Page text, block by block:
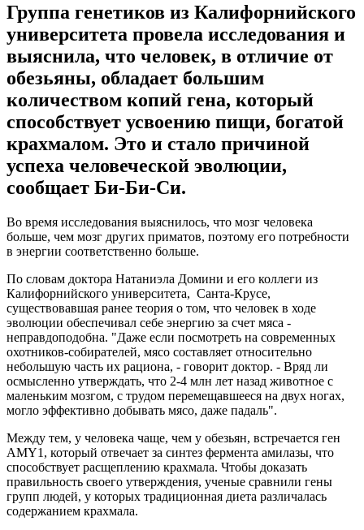
Группа генетиков из Калифорнийского
университета провела исследования и
выяснила, что человек, в отличие от
обезьяны, обладает большим
количеством копий гена, который
способствует усвоению пищи, богатой
крахмалом. Это и стало причиной
успеха человеческой эволюции,
сообщает Би-Би-Си.
Во время исследования выяснилось, что мозг человека
больше, чем мозг других приматов, поэтому его потребности
в энергии соответственно больше.
По словам доктора Натаниэла Домини и его коллеги из
Калифорнийского университета, Санта-Крусе,
существовавшая ранее теория о том, что человек в ходе
эволюции обеспечивал себе энергию за счет мяса -
неправдоподобна. "Даже если посмотреть на современных
охотников-собирателей, мясо составляет относительно
небольшую часть их рациона, - говорит доктор. - Вряд ли
осмысленно утверждать, что 2-4 млн лет назад животное с
маленьким мозгом, с трудом перемещавшееся на двух ногах,
могло эффективно добывать мясо, даже падаль".
Между тем, у человека чаще, чем у обезьян, встречается ген
AMY1, который отвечает за синтез фермента амилазы, что
способствует расщеплению крахмала. Чтобы доказать
правильность своего утверждения, ученые сравнили гены
групп людей, у которых традиционная диета различалась
содержанием крахмала.